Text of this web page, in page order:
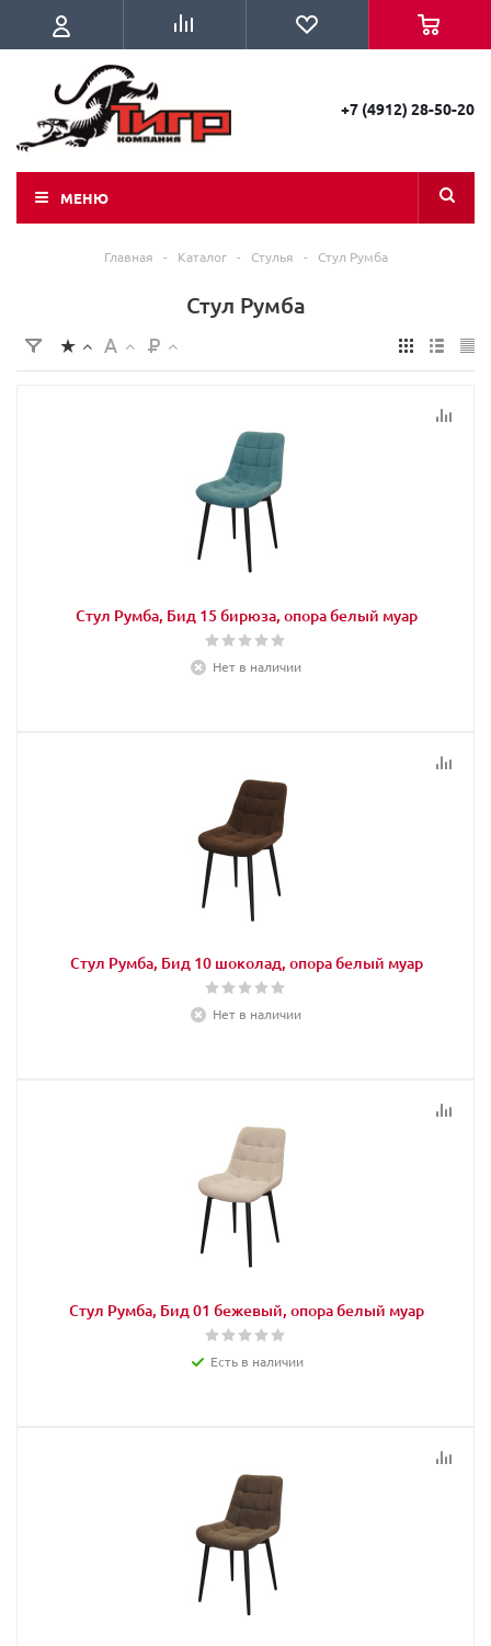
+7 (4912) 28-50-20
МЕНЮ
Главная - Каталог - Стулья - Стул Румба
Стул Румба
Стул Румба, Бид 15 бирюза, опора белый муар
Нет в наличии
Стул Румба, Бид 10 шоколад, опора белый муар
Нет в наличии
Стул Румба, Бид 01 бежевый, опора белый муар
Есть в наличии